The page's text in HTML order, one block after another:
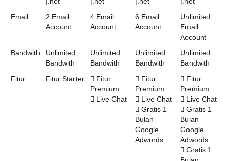
Email
2 Email
Account
4 Email
Account
6 Email
Account
Unlimited
Email
Account
Bandwith
Unlimited
Bandwith
Unlimited
Bandwith
Unlimited
Bandwith
Unlimited
Bandwith
Fitur
Fitur Starter
Fitur
Premium
Live Chat
Fitur
Premium
Live Chat
Gratis 1
Bulan
Google
Adwords
Fitur
Premium
Live Chat
Gratis 1
Bulan
Google
Adwords
Gratis 1